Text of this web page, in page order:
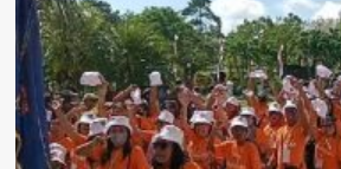
Dimata
Tuhan
Semua
Kontingen
Sudah
Juara